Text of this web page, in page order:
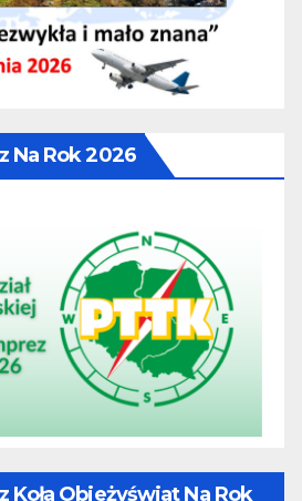
Na Rok 2026
Koła Obieżyświat Na Rok